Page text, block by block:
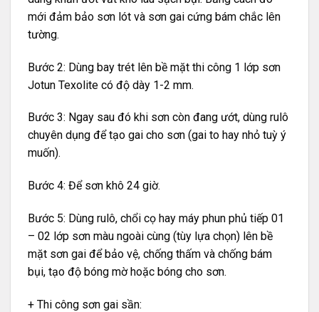
mới đảm bảo sơn lót và sơn gai cứng bám chắc lên
tường.
Bước 2: Dùng bay trét lên bề mặt thi công 1 lớp sơn
Jotun Texolite có độ dày 1-2 mm.
Bước 3: Ngay sau đó khi sơn còn đang ướt, dùng rulô
chuyên dụng để tạo gai cho sơn (gai to hay nhỏ tuỳ ý
muốn).
Bước 4: Để sơn khô 24 giờ.
Bước 5: Dùng rulô, chổi cọ hay máy phun phủ tiếp 01
– 02 lớp sơn màu ngoài cùng (tùy lựa chọn) lên bề
mặt sơn gai để bảo vệ, chống thấm và chống bám
bụi, tạo độ bóng mờ hoặc bóng cho sơn.
+ Thi công sơn gai sần: